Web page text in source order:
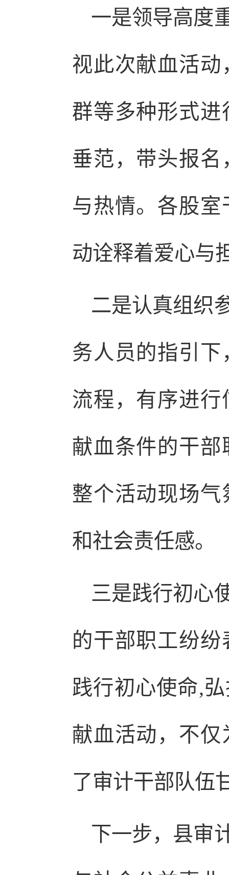
一是领导高度
视此次献血活
群等多种形式
垂范，带头报
与热情。各股
动诠释着爱心与
二是认真组织
务人员的指引
流程，有序进
献血条件的干
整个活动现场
和社会责任感。
三是践行初心
的干部职工纷
践行初心使命,
献血活动，不
了审计干部队伍
下一步，县审